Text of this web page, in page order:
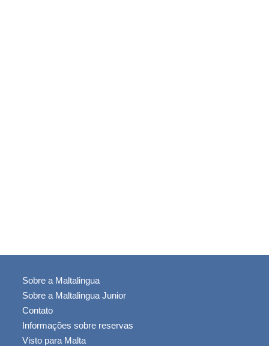
Sobre a Maltalingua
Sobre a Maltalingua Junior
Contato
Informações sobre reservas
Visto para Malta